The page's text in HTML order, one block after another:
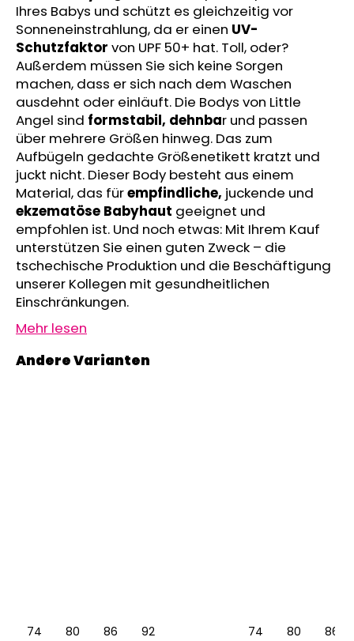
Ihres Babys und schützt es gleichzeitig vor
Sonneneinstrahlung, da er einen UV-
Schutzfaktor von UPF 50+ hat. Toll, oder?
Außerdem müssen Sie sich keine Sorgen
machen, dass er sich nach dem Waschen
ausdehnt oder einläuft. Die Bodys von Little
Angel sind formstabil, dehnbar und passen
über mehrere Größen hinweg. Das zum
Aufbügeln gedachte Größenetikett kratzt und
juckt nicht. Dieser Body besteht aus einem
Material, das fürempfindliche, juckende und
ekzematöse Babyhaut geeignet und
empfohlen ist. Und noch etwas: Mit Ihrem Kauf
unterstützen Sie einen guten Zweck – die
tschechische Produktion und die Beschäftigung
unserer Kollegen mit gesundheitlichen
Einschränkungen.
Mehr lesen
74 80 86 92 74 80
86
e
n
KINDERWAGENUNTERLAGE
OUTLAST®
-
GRAU
MELIERT
€43,35